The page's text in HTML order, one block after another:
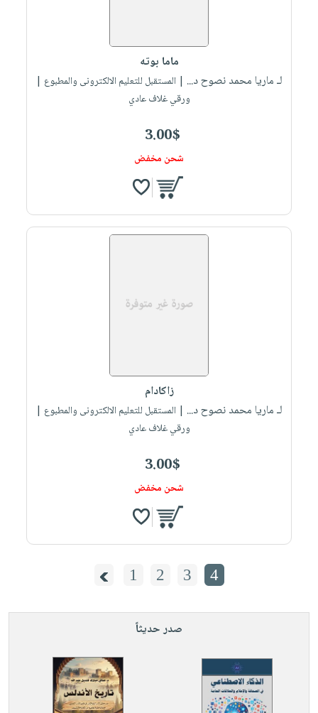
ماما بوته
لـ ماريا محمد نصوح د... | المستقبل للتعليم الالكترونى والمطبوع |
ورقي غلاف عادي
3.00$
شحن مخفض
زاكادام
لـ ماريا محمد نصوح د... | المستقبل للتعليم الالكترونى والمطبوع |
ورقي غلاف عادي
3.00$
شحن مخفض
1 2 3 4
صدر حديثاً